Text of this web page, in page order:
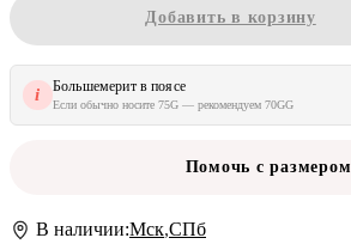
Добавить в корзину
i Большемерит в поясе
Если обычно носите 75G — рекомендуем 70GG
Помочь с размером
В наличии:Мск,СПб